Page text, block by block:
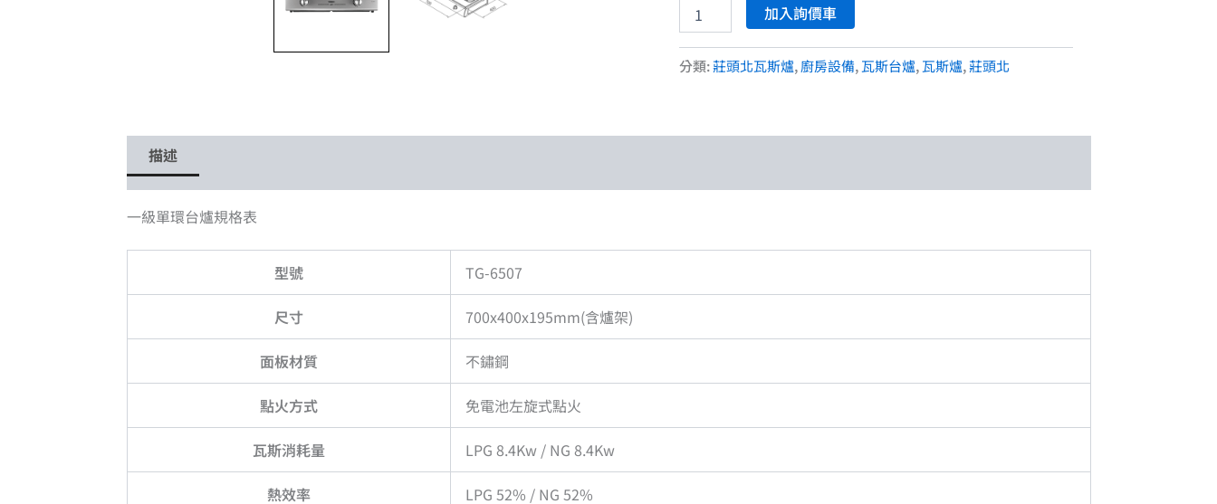
加入詢價車
分類:莊頭北瓦斯爐,廚房設備,瓦斯台爐,瓦斯爐,莊頭北
描述
一級單環台爐規格表
型號 TG-6507
尺寸 700x400x195mm(含爐架)
面板材質 不鏽鋼
點火方式 免電池左旋式點火
瓦斯消耗量 LPG 8.4Kw / NG 8.4Kw
熱效率 LPG 52% / NG 52%